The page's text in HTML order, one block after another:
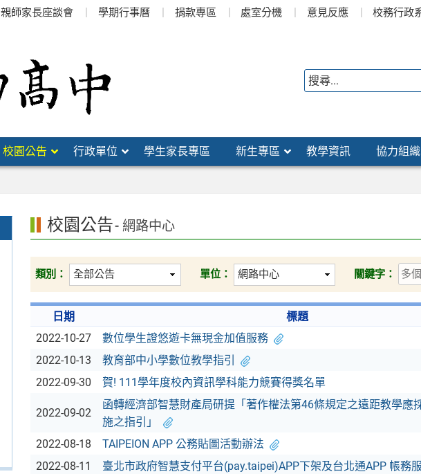
親師家長座談會 學期行事曆 捐款專區 處室分機 意見反應 校務行政
校園公告 行政單位 學生家長專區 新生專區 教學資訊 協力組織
校園公告- 網路中心
類別： 單位： 關鍵字：
日期 標題
2022-10-27
數位學生證悠遊卡無現金加值服務
2022-10-13 教育部中小學數位教學指引
2022-09-30 賀! 111學年度校內資訊學科能力競賽得獎名單
2022-09-02
函轉經濟部智慧財產局研提「著作權法第46條規定之遠距教學應
施之指引」
2022-08-18 TAIPEION APP 公務貼圖活動辦法
2022-08-11 臺北市政府智慧支付平台(pay.taipei)APP下架及台北通APP 帳務